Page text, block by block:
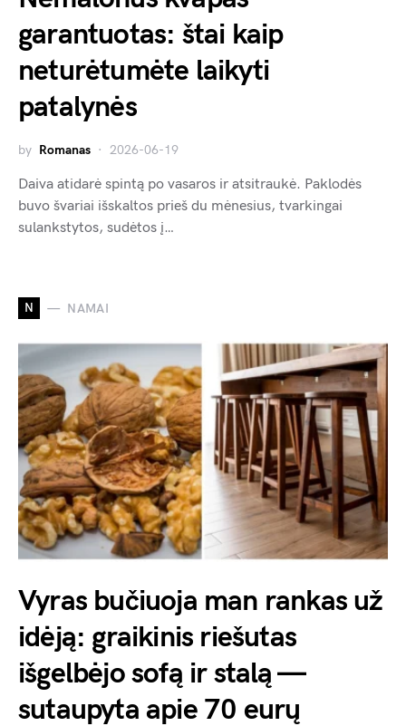
garantuotas: štai kaip
neturėtumėte laikyti
patalynės
by Romanas 2026-06-19
Daiva atidarė spintą po vasaros ir atsitraukė. Paklodės
buvo švariai išskaltos prieš du mėnesius, tvarkingai
sulankstytos, sudėtos į…
N NAMAI
Vyras bučiuoja man rankas už
idėją: graikinis riešutas
išgelbėjo sofą ir stalą —
sutaupyta apie 70 eurų